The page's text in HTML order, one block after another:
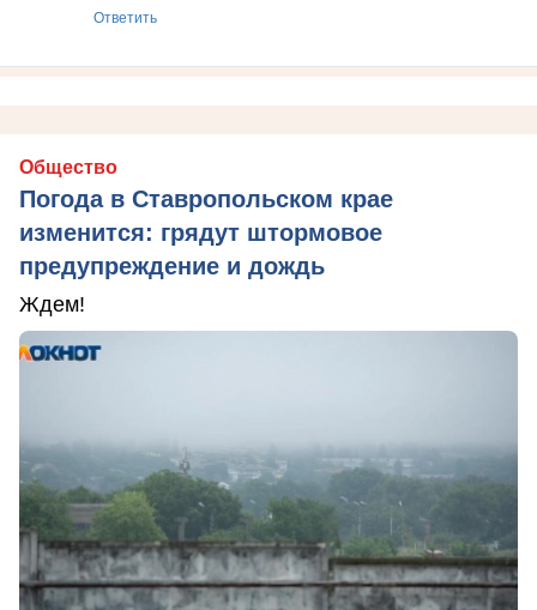
Ответить
Общество
Погода в Ставропольском крае
изменится: грядут штормовое
предупреждение и дождь
Ждем!